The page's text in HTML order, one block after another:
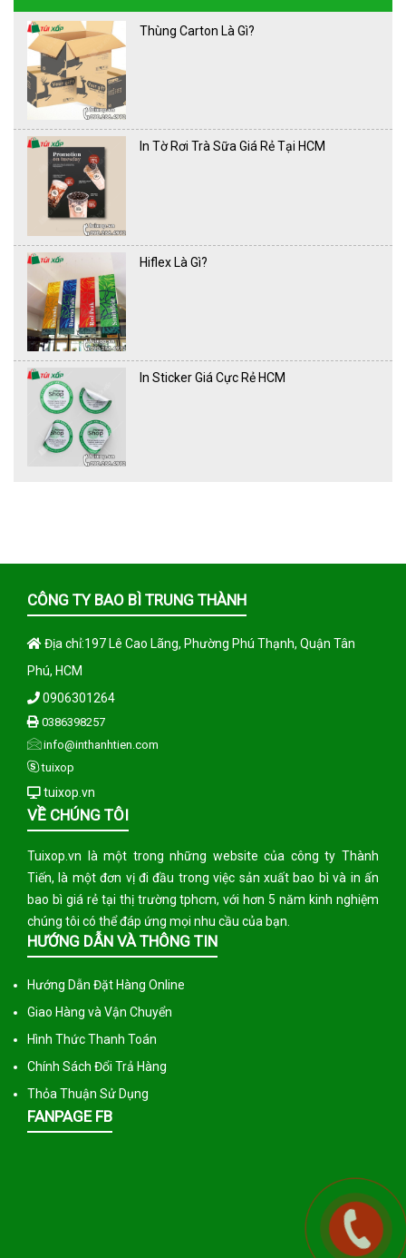
Thùng Carton Là Gì?
In Tờ Rơi Trà Sữa Giá Rẻ Tại HCM
Hiflex Là Gì?
In Sticker Giá Cực Rẻ HCM
CÔNG TY BAO BÌ TRUNG THÀNH
Địa chỉ:197 Lê Cao Lãng, Phường Phú Thạnh, Quận Tân
Phú, HCM
0906301264
0386398257
info@inthanhtien.com
tuixop
tuixop.vn
VỀ CHÚNG TÔI
Tuixop.vn là một trong những website của công ty Thành
Tiến, là một đơn vị đi đầu trong việc sản xuất bao bì và in ấn
bao bì giá rẻ tại thị trường tphcm, với hơn 5 năm kinh nghiệm
chúng tôi có thể đáp ứng mọi nhu cầu của bạn.
HƯỚNG DẪN VÀ THÔNG TIN
Hướng Dẫn Đặt Hàng Online
Giao Hàng và Vận Chuyển
Hình Thức Thanh Toán
Chính Sách Đổi Trả Hàng
Thỏa Thuận Sử Dụng
FANPAGE FB